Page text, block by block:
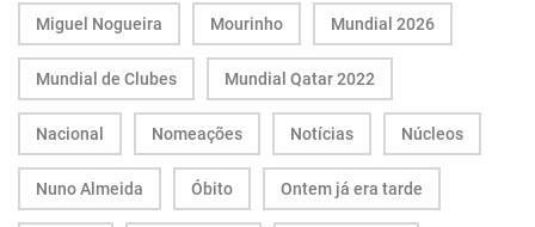
Miguel Nogueira Mourinho Mundial 2026
Mundial de Clubes Mundial Qatar 2022
Nacional Nomeações Notícias Núcleos
Nuno Almeida Óbito Ontem já era tarde